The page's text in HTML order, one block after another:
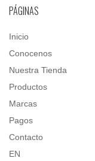
PÁGINAS
Inicio
Conocenos
Nuestra Tienda
Productos
Marcas
Pagos
Contacto
EN